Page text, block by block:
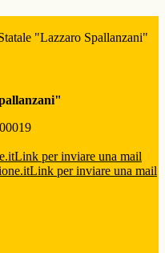
"Lazzaro Spallanzani"
Link per inviare una mail
Link per inviare una mail